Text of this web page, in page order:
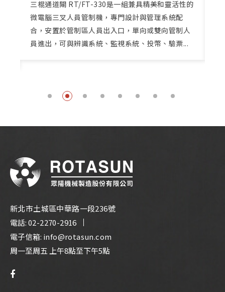
適合設置在政府機關、辦公大樓、遊樂場所、學
校、圖書館...等，人員進出頻繁且需門禁管控之場
所，以達到自動化無人管理之效果，並增加整體質
感。
新北市土城區中華路一段236號
電話:02-2270-2916
電子信箱: info@rotasun.com
周一至周五 上午8點至下午5點